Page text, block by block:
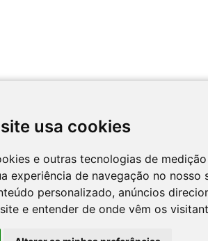
usa cookies
e outras tecnologias de
experiência de navegação no nosso
personalizado, anúncios
e entender de onde vêm os